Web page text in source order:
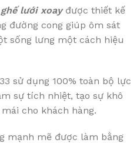
ghế lưới xoayđược thiết kế
đường cong giúp ôm sát
sống lưng một cách hiệu
sử dụng 100% toàn bộ lực
sự tích nhiệt, tạo sự khô
cho khách hàng.
mạnh mẽ được làm bằng